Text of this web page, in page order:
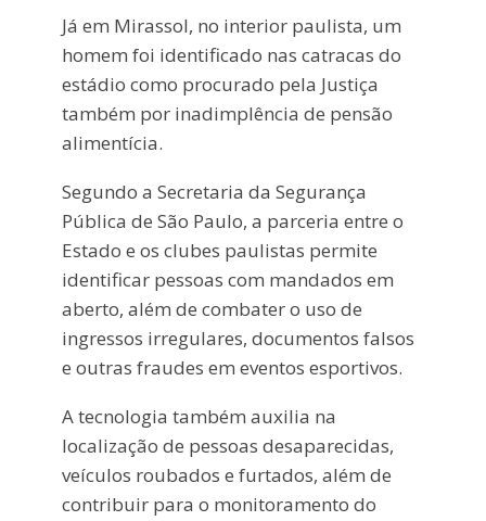
Já em Mirassol, no interior paulista, um
homem foi identificado nas catracas do
estádio como procurado pela Justiça
também por inadimplência de pensão
alimentícia.
Segundo a Secretaria da Segurança
Pública de São Paulo, a parceria entre o
Estado e os clubes paulistas permite
identificar pessoas com mandados em
aberto, além de combater o uso de
ingressos irregulares, documentos falsos
e outras fraudes em eventos esportivos.
A tecnologia também auxilia na
localização de pessoas desaparecidas,
veículos roubados e furtados, além de
contribuir para o monitoramento do